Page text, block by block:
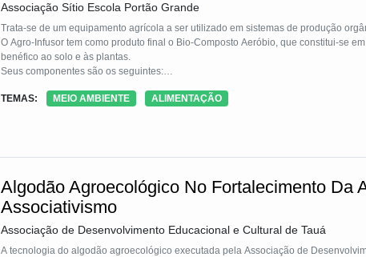
Associação Sítio Escola Portão Grande
Trata-se de um equipamento agrícola a ser utilizado em sistemas de produção
O Agro-Infusor tem como produto final o Bio-Composto Aeróbio, que constitui-se
benéfico ao solo e às plantas.
Seus componentes são os seguintes:
- Um compressor de ar, responsável por fornecer oxigênio à mistura;
TEMAS: MEIO AMBIENTE ALIMENTAÇÃO
Algodão Agroecológico No Fortalecimento Da
Associativismo
Associação de Desenvolvimento Educacional e Cultural de Tauá
A tecnologia do algodão agroecológico executada pela Associação de